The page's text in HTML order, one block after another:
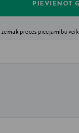
PIEVIENOT
zemāk preces pieejamību